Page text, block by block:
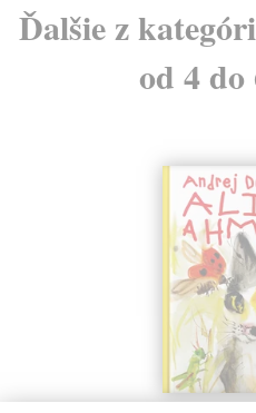
Ďalšie z
od 4